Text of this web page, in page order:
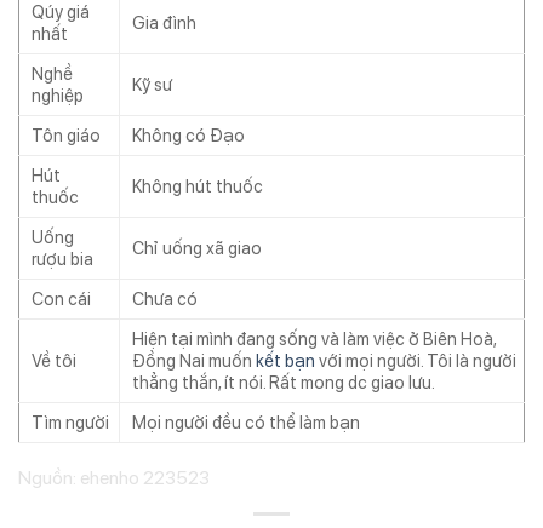
Qúy giá
nhất
Gia đình
Nghề
nghiệp
Kỹ sư
Tôn giáo
Không có Đạo
Hút
thuốc
Không hút thuốc
Uống
rượu bia
Chỉ uống xã giao
Con cái Chưa có
Về tôi
Hiện tại mình đang sống và làm việc ở Biên Hoà,
Đồng Nai muốn kết bạn với mọi người. Tôi là người
thẳng thắn, ít nói. Rất mong dc giao lưu.
Tìm người
Mọi người đều có thể làm bạn
Nguồn: ehenho 223523